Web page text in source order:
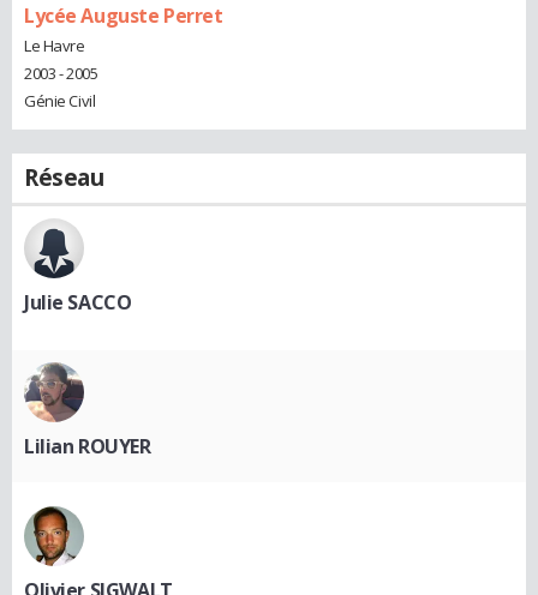
Lycée Auguste Perret
Le Havre
2003 - 2005
Génie Civil
Réseau
Julie SACCO
Lilian ROUYER